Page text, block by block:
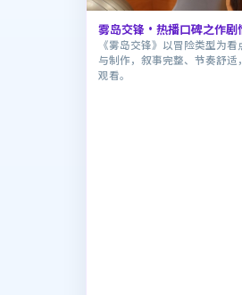
雾岛交锋·热播口碑之作剧
《雾岛交锋》以冒险类型为
与制作，叙事完整、节奏舒适
观看。